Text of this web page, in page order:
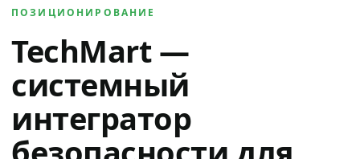
ПОЗИЦИОНИРОВАНИЕ
TechMart —
системный
интегратор